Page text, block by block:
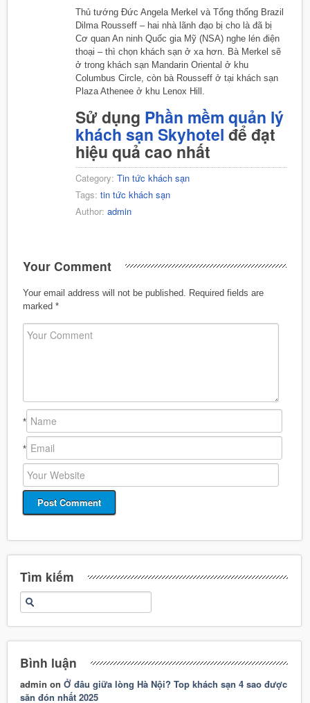
Thủ tướng Đức Angela Merkel và Tổng thống Brazil
Dilma Rousseff – hai nhà lãnh đạo bị cho là đã bị
Cơ quan An ninh Quốc gia Mỹ (NSA) nghe lén điện
thoại – thì chọn khách sạn ở xa hơn. Bà Merkel sẽ
ở trong khách sạn Mandarin Oriental ở khu
Columbus Circle, còn bà Rousseff ở tại khách sạn
Plaza Athenee ở khu Lenox Hill.
Sử dụng Phần mềm quản lý
khách sạn Skyhotel để đạt
hiệu quả cao nhất
Category: Tin tức khách sạn
Tags: tin tức khách sạn
Author: admin
Your Comment
Your email address will not be published.
Required fields are
marked *
*
*
Tìm kiếm
Bình luận
admin onỞ đâu giữa lòng Hà Nội? Top khách sạn 4 sao được
săn đón nhất 2025